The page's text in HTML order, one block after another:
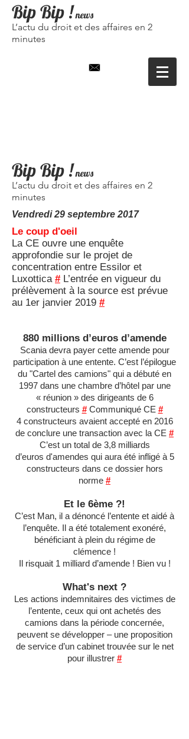
Bip Bip ! news
L’actu du droit et des affaires en 2
minutes
Bip Bip ! news
L’actu du droit et des affaires en 2
minutes
Vendredi 29 septembre 2017
Le coup d'oeil
La CE ouvre une enquête
approfondie sur le projet de
concentration entre Essilor et
Luxottica #L’entrée en vigueur du
prélèvement à la source est prévue
au 1er janvier 2019 #
880 millions d’euros d’amende
Scania devra payer cette amende pour
participation à une entente. C’est l’épilogue
du "Cartel des camions" qui a débuté en
1997 dans une chambre d’hôtel par une
« réunion » des dirigeants de 6
constructeurs #Communiqué CE #
4 constructeurs avaient accepté en 2016
de conclure une transaction avec la CE #
C’est un total de 3,8 milliards
d’euros d'amendes qui aura été infligé à 5
constructeurs dans ce dossier hors
norme #
Et le 6ème ?!
C’est Man, il a dénoncé l’entente et aidé à
l’enquête. Il a été totalement exonéré,
bénéficiant à plein du régime de
clémence !
Il risquait 1 milliard d’amende ! Bien vu !
What's next ?
Les actions indemnitaires des victimes de
l’entente, ceux qui ont achetés des
camions dans la période concernée,
peuvent se développer – une proposition
de service d’un cabinet trouvée sur le net
pour illustrer #